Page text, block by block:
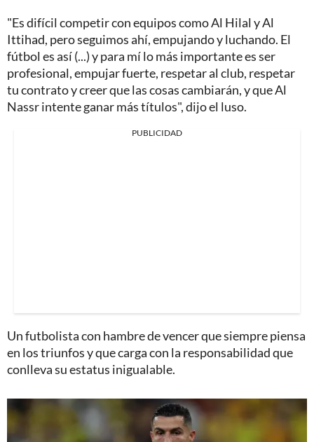
"Es difícil competir con equipos como Al Hilal y Al
Ittihad, pero seguimos ahí, empujando y luchando. El
fútbol es así (...) y para mí lo más importante es ser
profesional, empujar fuerte, respetar al club, respetar
tu contrato y creer que las cosas cambiarán, y que Al
Nassr intente ganar más títulos", dijo el luso.
PUBLICIDAD
Un futbolista con hambre de vencer que siempre piensa
en los triunfos y que carga con la responsabilidad que
conlleva su estatus inigualable.